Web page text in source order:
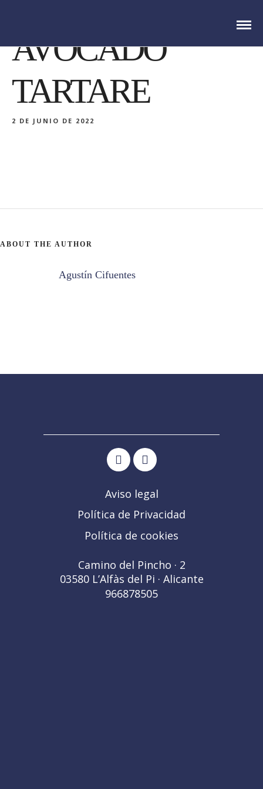
AVOCADO
TARTARE
2 DE JUNIO DE 2022
ABOUT THE AUTHOR
Agustín Cifuentes
Aviso legal
Política de Privacidad
Política de cookies
Camino del Pincho · 2
03580 L’Alfàs del Pi · Alicante
966878505